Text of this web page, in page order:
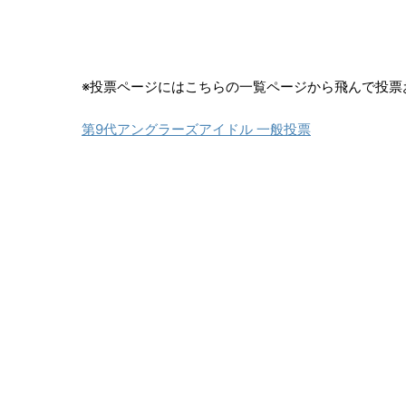
※投票ページにはこちらの一覧ページから飛んで投票
第9代アングラーズアイドル 一般投票